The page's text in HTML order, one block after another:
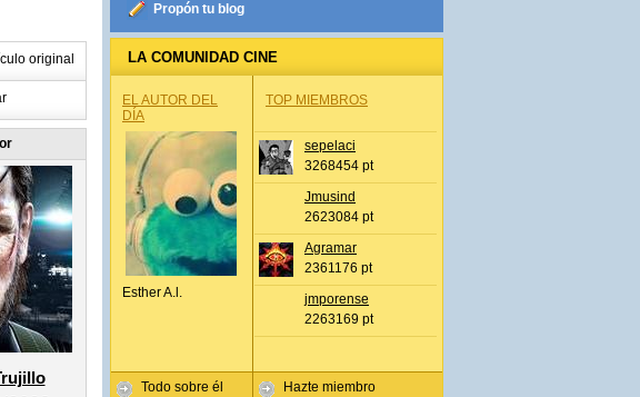
original
Propón tu blog
LA COMUNIDAD CINE
EL AUTOR DEL
DÍA
Esther A.l.
Todo sobre él
TOP MIEMBROS
sepelaci
3268454 pt
Jmusind
2623084 pt
Agramar
2361176 pt
jmporense
2263169 pt
Hazte miembro